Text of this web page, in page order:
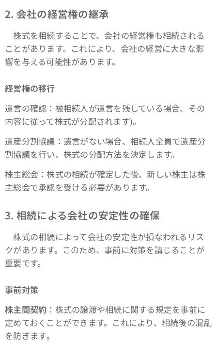
2. 会社の経営権の継承
株式を相続することで、会社の経営権も相続される
ことがあります。これにより、会社の経営に大きな影
響を与える可能性があります。
経営権の移行
遺言の確認：被相続人が遺言を残している場合、その
内容に従って株式が分配されます​)​。
遺産分割協議：遺言がない場合、相続人全員で遺産分
割協議を行い、株式の分配方法を決定します。
株主総会：株式の相続が確定した後、新しい株主は株
主総会で承認を受ける必要があります。
3. 相続による会社の安定性の確保
株式の相続によって会社の安定性が損なわれるリス
クがあります。このため、事前に対策を講じることが
重要です。
事前対策
株主間契約 ：株式の譲渡や相続に関する規定を事前に
定めておくことができます。これにより、相続後の混乱
を防ぎます​。